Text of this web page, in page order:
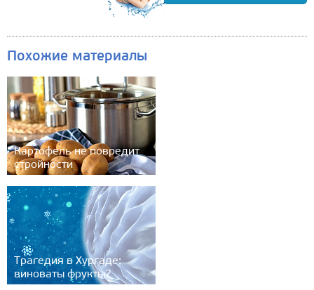
Похожие материалы
Картофель не повредит
стройности
Трагедия в Хургаде:
виноваты фрукты?